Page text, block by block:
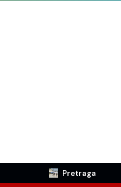
Pretraga